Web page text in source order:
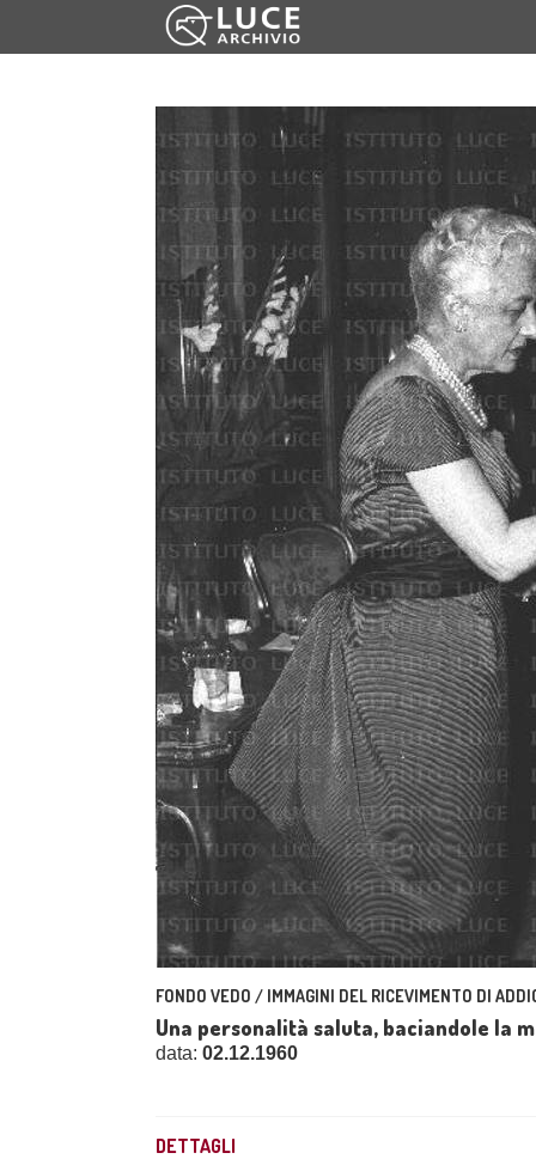
FONDO VEDO / IMMAGINI DEL RICEVIMENTO DI
Una personalità saluta, baciandole la
data: 02.12.1960
DETTAGLI